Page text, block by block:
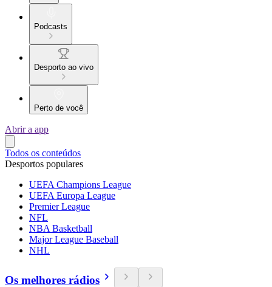
Podcasts
Desporto ao vivo
Perto de você
Abrir a app
Todos os conteúdos
Desportos populares
UEFA Champions League
UEFA Europa League
Premier League
NFL
NBA Basketball
Major League Baseball
NHL
Os melhores rádios